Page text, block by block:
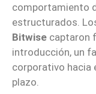
comportamiento
estructurados.
Bitwise captaron
introducción, un
corporativo hacia
plazo.